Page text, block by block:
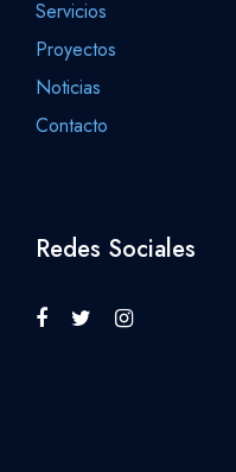
Servicios
Proyectos
Noticias
Contacto
Redes Sociales